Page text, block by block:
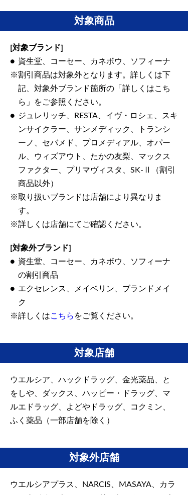
対象商品
[対象ブランド]
資生堂、コーセー、カネボウ、ソフィーナ
割引商品は対象外となります。詳しくは下
記、対象外ブランド箇所の「詳しくはこち
ら」をご参照ください。
ジュレリッチ、RESTA、イヴ・ロシェ、スキ
ンサイクラー、サンメディック、トランシ
ーノ、セバメド、プロメディアル、オパー
ル、ウィズアウト、たかの友梨、マックス
ファクター、プリマヴィスタ、SK-Ⅱ（割引
商品以外）
取り扱いブランドは店舗により異なりま
す。
詳しくは店舗にてご確認ください。
[対象外ブランド]
資生堂、コーセー、カネボウ、ソフィーナ
の割引商品
エクセレンス、メイベリン、ブランドメイ
ク
詳しくはこちら をご覧ください。
対象店舗
ウエルシア、ハックドラッグ、金光薬品、と
をしや、ダックス、ハッピー・ドラッグ、マ
ルエドラッグ、よどやドラッグ、コクミン、
ふく薬品（一部店舗を除く）
対象外店舗
ウエルシアプラス、NARCIS、MASAYA、カラ